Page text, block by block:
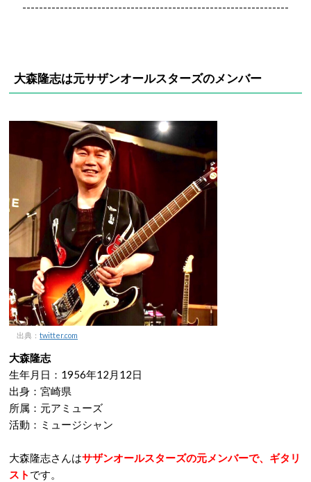
----------------------------------------------------------------
大森隆志は元サザンオールスターズのメンバー
出典： twitter.com
大森隆志
生年月日：1956年12月12日
出身：宮崎県
所属：元アミューズ
活動：ミュージシャン
大森隆志さんはサザンオールスターズの元メンバーで、ギタリ
スト です。